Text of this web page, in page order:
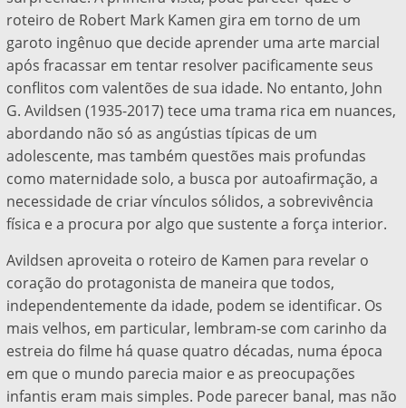
roteiro de Robert Mark Kamen gira em torno de um
garoto ingênuo que decide aprender uma arte marcial
após fracassar em tentar resolver pacificamente seus
conflitos com valentões de sua idade. No entanto, John
G. Avildsen (1935-2017) tece uma trama rica em nuances,
abordando não só as angústias típicas de um
adolescente, mas também questões mais profundas
como maternidade solo, a busca por autoafirmação, a
necessidade de criar vínculos sólidos, a sobrevivência
física e a procura por algo que sustente a força interior.
Avildsen aproveita o roteiro de Kamen para revelar o
coração do protagonista de maneira que todos,
independentemente da idade, podem se identificar. Os
mais velhos, em particular, lembram-se com carinho da
estreia do filme há quase quatro décadas, numa época
em que o mundo parecia maior e as preocupações
infantis eram mais simples. Pode parecer banal, mas não